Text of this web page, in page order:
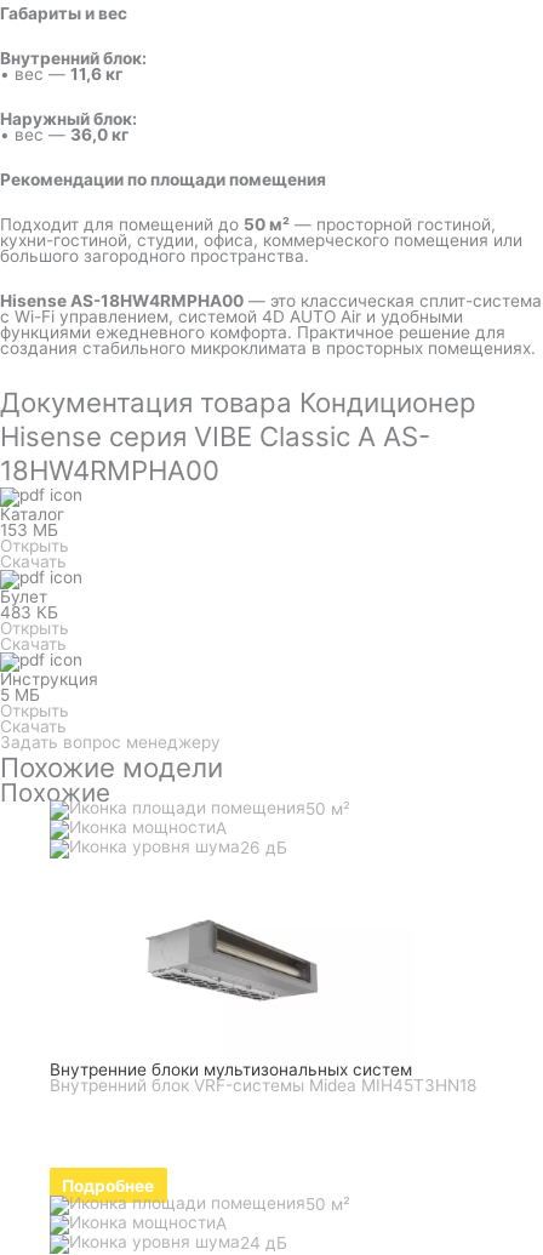
Габариты и вес
Внутренний блок:
• вес — 11,6 кг
Наружный блок:
• вес — 36,0 кг
Рекомендации по площади помещения
Подходит для помещений до 50 м² — просторной гостиной,
кухни-гостиной, студии, офиса, коммерческого помещения или
большого загородного пространства.
Hisense AS-18HW4RMPHA00 — это классическая сплит-система
с Wi-Fi управлением, системой 4D AUTO Air и удобными
функциями ежедневного комфорта. Практичное решение для
создания стабильного микроклимата в просторных помещениях.
Документация товара Кондиционер
Hisense серия VIBE Classic A AS-
18HW4RMPHA00
Каталог
153 МБ
Открыть
Скачать
Булет
483 КБ
Открыть
Скачать
Инструкция
5 МБ
Открыть
Скачать
Задать вопрос менеджеру
Похожие модели
Похожие
50 м²
A
26 дБ
Внутренние блоки мультизональных систем
Внутренний блок VRF-системы Midea MIH45T3HN18
Подробнее
50 м²
A
24 дБ